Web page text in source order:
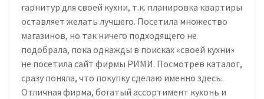
гарнитур для своей кухни, т.к. планировка квартиры
оставляет желать лучшего. Посетила множество
магазинов, но так ничего подходящего не
подобрала, пока однажды в поисках «своей кухни»
не посетила сайт фирмы РИМИ. Посмотрев каталог,
сразу поняла, что покупку сделаю именно здесь.
Отличная фирма, богатый ассортимент кухонь и